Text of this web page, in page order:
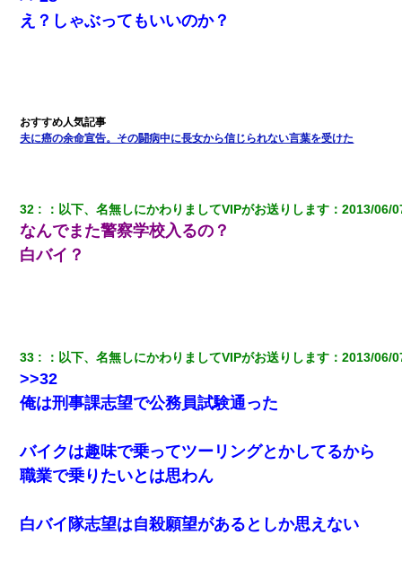
え？しゃぶってもいいのか？
夫に癌の余命宣告。その闘病中に長女から信じられない言葉を受けた
32 ： 以下、名無しにかわりましてVIPがお送りします ：2013/06/
なんでまた警察学校入るの？
白バイ？
33 ： 以下、名無しにかわりましてVIPがお送りします ：2013/06/
>>32
俺は刑事課志望で公務員試験通った
バイクは趣味で乗ってツーリングとかしてるから
職業で乗りたいとは思わん
白バイ隊志望は自殺願望があるとしか思えない